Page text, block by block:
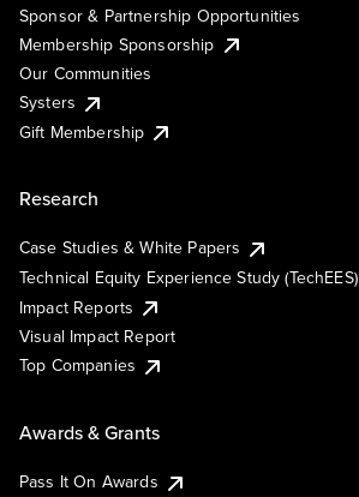
Sponsor & Partnership Opportunities
Membership Sponsorship
Our Communities
Systers
Gift Membership
Research
Case Studies & White Papers
Technical Equity Experience Study (TechEES)
Impact Reports
Visual Impact Report
Top Companies
Awards & Grants
Pass It On Awards